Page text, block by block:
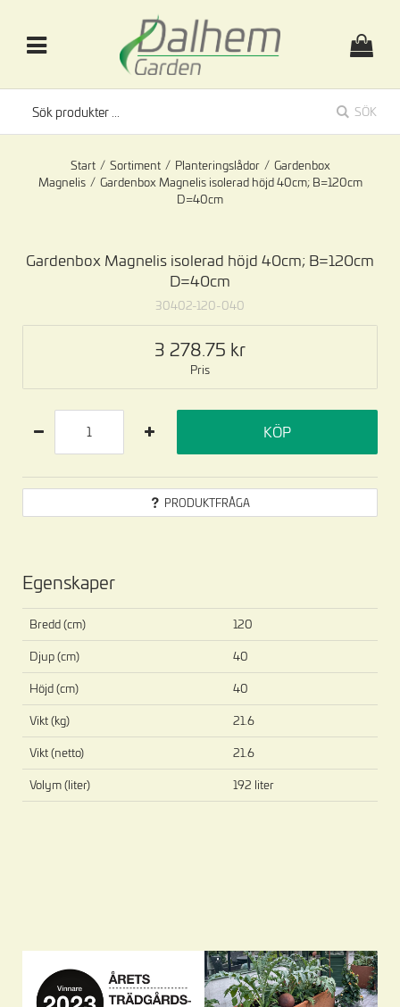
SÖK
Start / Sortiment / Planteringslådor / Gardenbox
Magnelis / Gardenbox Magnelis isolerad höjd 40cm; B=120cm
D=40cm
Gardenbox Magnelis isolerad höjd 40cm; B=120cm
D=40cm
30402-120-040
Pris
3 278.75
PRODUKTFRÅGA
KÖP
Egenskaper
Bredd (cm) 120
Djup (cm) 40
Höjd (cm) 40
Vikt (kg) 21.6
Vikt (netto) 21.6
Volym (liter) 192 liter